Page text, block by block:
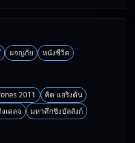
ผจญภัย หนังชีวิต
2011
คิต แฮริงตัน
เคลจ
มหาศึกชิงบัลลังก์